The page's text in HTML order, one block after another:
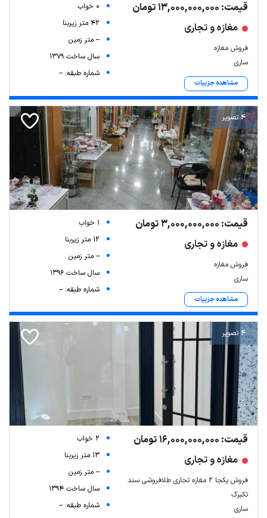
قیمت: 13,000,000,000 تومان
مغازه و تجاری
فروش مغازه
ساری
مشاهده جزییات
0 خواب
42 متر زیربنا
-- متر زمین
سال ساخت 1379
شماره طبقه: --
4 تصویر
قیمت: 3,000,000,000 تومان
مغازه و تجاری
فروش مغازه
ساری
مشاهده جزییات
1 خواب
12 متر زیربنا
-- متر زمین
سال ساخت 1396
شماره طبقه: --
4 تصویر
قیمت: 16,000,000,000 تومان
مغازه و تجاری
فروش یکجا ۲ مغازه تجاری طلافروشی سند
تکبرگ
ساری
2 خواب
13 متر زیربنا
-- متر زمین
سال ساخت 1394
شماره طبقه: --